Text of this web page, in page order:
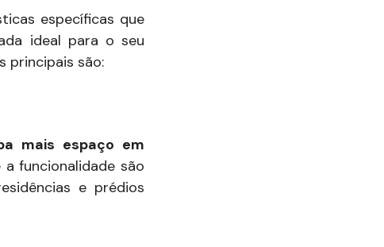
específicas que
ideal para o seu
principais são:
mais espaço em
funcionalidade são
e prédios